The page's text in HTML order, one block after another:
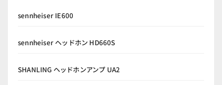
sennheiser IE600
sennheiser ヘッドホン HD660S
SHANLING ヘッドホンアンプ UA2